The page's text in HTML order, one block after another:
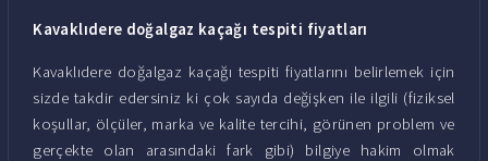
Kavaklıdere doğalgaz kaçağı tespiti fiyatları
Kavaklıdere doğalgaz kaçağı tespiti fiyatlarını belirlemek için
sizde takdir edersiniz ki çok sayıda değişken ile ilgili (fiziksel
koşullar, ölçüler, marka ve kalite tercihi, görünen problem ve
gerçekte olan arasındaki fark gibi) bilgiye hakim olmak